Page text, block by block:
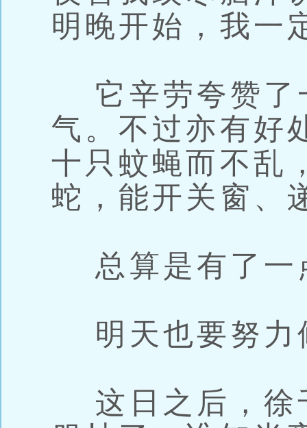
明晚开始，我一
它辛劳夸赞了
气。不过亦有好
十只蚊蝇而不乱
蛇，能开关窗、
总算是有了一
明天也要努力
这日之后，徐